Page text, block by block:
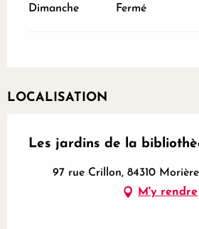
Dimanche Fermé
LOCALISATION
Les jardins de la
97 rue Crillon, 84310
M'y rendre